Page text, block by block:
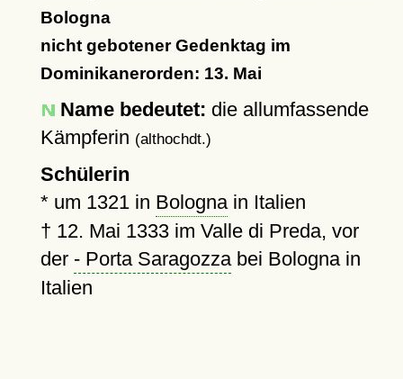
Bologna
nicht gebotener Gedenktag im
Dominikanerorden: 13. Mai
Name bedeutet: die allumfassende
Kämpferin (althochdt.)
Schülerin
* um 1321in Bolognain Italien
† 12. Mai 1333im Valle di Preda, vor
der - Porta Saragozzabei Bologna in
Italien